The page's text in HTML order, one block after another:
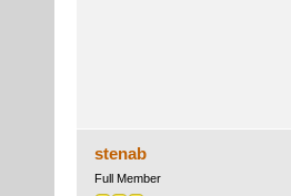
stenab
Full Member